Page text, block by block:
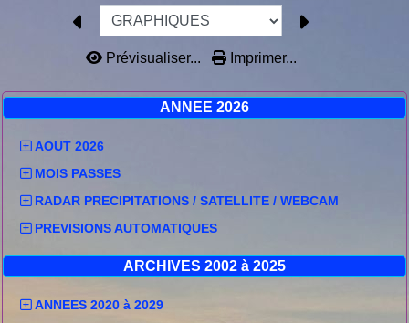
ANNEE 2026
AOUT 2026
MOIS PASSES
RADAR PRECIPITATIONS / SATELLITE / WEBCAM
PREVISIONS AUTOMATIQUES
ARCHIVES 2002 à 2025
ANNEES 2020 à 2029
Prévisualiser... Imprimer...